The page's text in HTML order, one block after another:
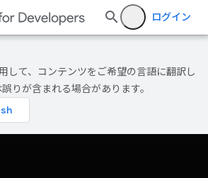
ログイン
して、コンテンツをご希望の言語に翻訳し
りが含まれる場合があります。